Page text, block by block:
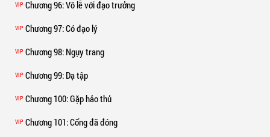
VIP Chương 96: Vô lễ với đạo trưởng
VIP Chương 97: Có đạo lý
VIP Chương 98: Ngụy trang
VIP Chương 99: Dạ tập
VIP Chương 100: Gặp hảo thủ
VIP Chương 101: Cổng đã đóng